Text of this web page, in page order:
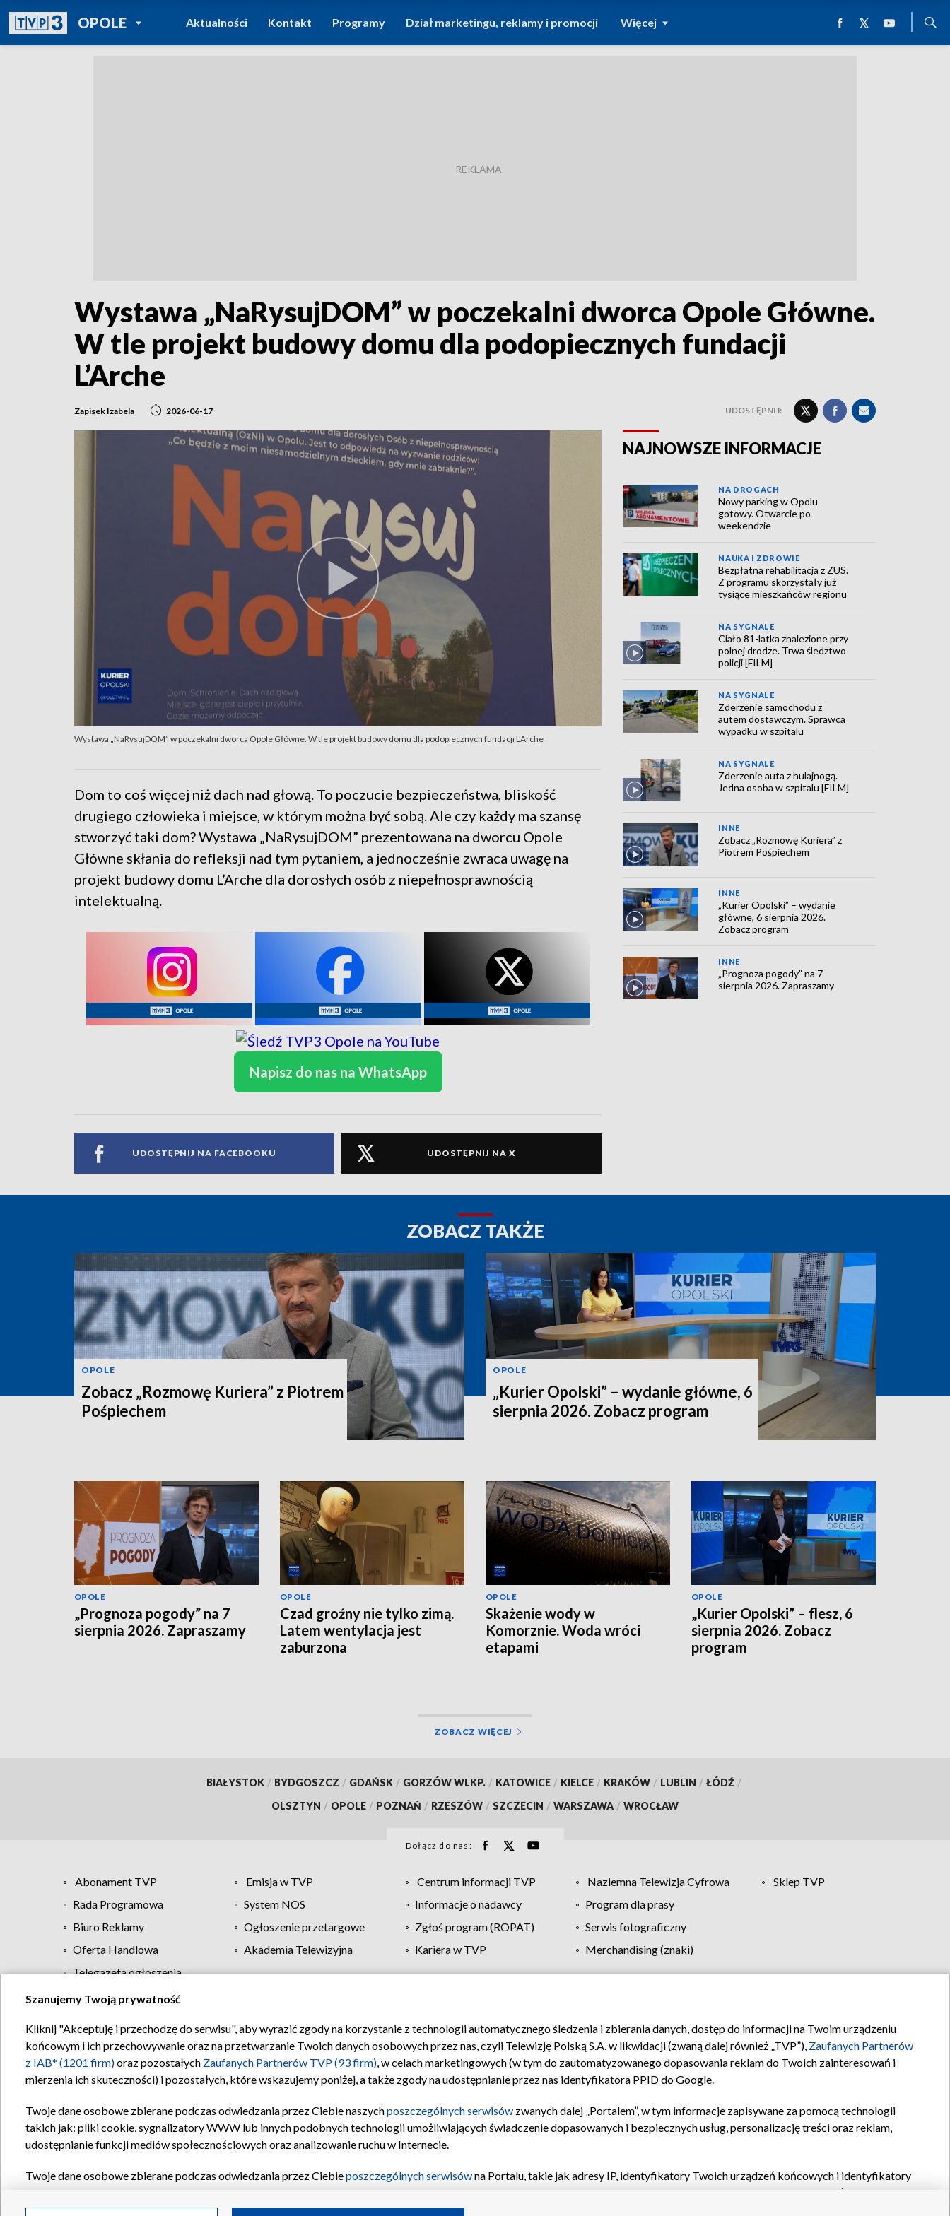
OPOLEPOWRÓT DO
TVP REGIONY
Aktualności Kontakt Programy Dział marketingu, reklamy i promocji Więcej
Wystawa „NaRysujDOM” w poczekalni dworca Opole Główne.
W tle projekt budowy domu dla podopiecznych fundacji
L’Arche
Zapisek Izabela 2026-06-17 UDOSTĘPNIJ:
Wystawa „NaRysujDOM” w poczekalni dworca Opole Główne. W tle projekt budowy domu dla podopiecznych fundacji L’Arche
Dom to coś więcej niż dach nad głową. To poczucie bezpieczeństwa, bliskość
drugiego człowieka i miejsce, w którym można być sobą. Ale czy każdy ma szansę
stworzyć taki dom? Wystawa „NaRysujDOM” prezentowana na dworcu Opole
Główne skłania do refleksji nad tym pytaniem, a jednocześnie zwraca uwagę na
projekt budowy domu L’Arche dla dorosłych osób z niepełnosprawnością
intelektualną.
Napisz do nas na WhatsApp
UDOSTĘPNIJ NA FACEBOOKU UDOSTĘPNIJ NA X
NAJNOWSZE INFORMACJE
NA DROGACH
Nowy parking w Opolu
gotowy. Otwarcie po
weekendzie
NAUKA I ZDROWIE
Bezpłatna rehabilitacja z ZUS.
Z programu skorzystały już
tysiące mieszkańców regionu
NA SYGNALE
Ciało 81-latka znalezione przy
polnej drodze. Trwa śledztwo
policji [FILM]
NA SYGNALE
Zderzenie samochodu z
autem dostawczym. Sprawca
wypadku w szpitalu
NA SYGNALE
Zderzenie auta z hulajnogą.
Jedna osoba w szpitalu [FILM]
INNE
Zobacz „Rozmowę Kuriera” z
Piotrem Pośpiechem
INNE
„Kurier Opolski” – wydanie
główne, 6 sierpnia 2026.
Zobacz program
INNE
„Prognoza pogody” na 7
sierpnia 2026. Zapraszamy
ZOBACZ TAKŻE
OPOLE
Zobacz „Rozmowę Kuriera” z Piotrem
Pośpiechem
OPOLE
„Kurier Opolski” – wydanie główne, 6
sierpnia 2026. Zobacz program
OPOLE
„Prognoza pogody” na 7
sierpnia 2026. Zapraszamy
OPOLE
Czad groźny nie tylko zimą.
Latem wentylacja jest
zaburzona
OPOLE
Skażenie wody w
Komorznie. Woda wróci
etapami
OPOLE
„Kurier Opolski” – flesz, 6
sierpnia 2026. Zobacz
program
ZOBACZ WIĘCEJ
BIAŁYSTOK / BYDGOSZCZ / GDAŃSK / GORZÓW WLKP. / KATOWICE / KIELCE / KRAKÓW / LUBLIN / ŁÓDŹ /
OLSZTYN / OPOLE / POZNAŃ / RZESZÓW / SZCZECIN / WARSZAWA / WROCŁAW
Dołącz do nas:
Abonament TVP Emisja w TVP Centrum informacji TVP Naziemna Telewizja Cyfrowa
Sklep TVP
Rada Programowa
System NOS Informacje o nadawcy
Program dla prasy
Biuro Reklamy
Ogłoszenie przetargowe Zgłoś program (ROPAT)
Serwis fotograficzny
Oferta Handlowa
Akademia Telewizyjna Kariera w TVP
Merchandising (znaki)
Telegazeta ogłoszenia
Regulamin TVP Polityka prywatności Moje zgody Pomoc Biuro reklamy Kontakt
Szanujemy Twoją prywatność
Kliknij "Akceptuję i przechodzę do serwisu", aby wyrazić zgody na korzystanie z technologii automatycznego śledzenia i zbierania danych, dostęp do informacji na Twoim urządzeniu
końcowym i ich przechowywanie oraz na przetwarzanie Twoich danych osobowych przez nas, czyli Telewizję Polską S.A. w likwidacji (zwaną dalej również „TVP”), Zaufanych Partnerów
z IAB* (1201 firm)oraz pozostałych Zaufanych Partnerów TVP (93 firm), w celach marketingowych (w tym do zautomatyzowanego dopasowania reklam do Twoich zainteresowań i
mierzenia ich skuteczności) i pozostałych, które wskazujemy poniżej, a także zgody na udostępnianie przez nas identyfikatora PPID do Google.
Twoje dane osobowe zbierane podczas odwiedzania przez Ciebie naszychposzczególnych serwisów zwanych dalej „Portalem”, w tym informacje zapisywane za pomocą technologii
takich jak: pliki cookie, sygnalizatory WWW lub innych podobnych technologii umożliwiających świadczenie dopasowanych i bezpiecznych usług, personalizację treści oraz reklam,
udostępnianie funkcji mediów społecznościowych oraz analizowanie ruchu w Internecie.
Twoje dane osobowe zbierane podczas odwiedzania przez Ciebieposzczególnych serwisówna Portalu, takie jak adresy IP, identyfikatory Twoich urządzeń końcowych i identyfikatory
oraz pozostałych
Partnerów TVPdla realizacji następujących celów i funkcji: przechowywania informacji na urządzeniu lub dostęp do nich, wyboru podstawowych reklam, wyboru spersonalizowanych